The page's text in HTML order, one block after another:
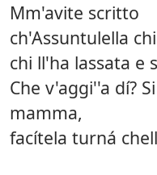
Mm'avite scritto
ch'Assuntulella
chi ll'ha lassata e
Che v'aggi''a dí?
mamma,
facítela turná